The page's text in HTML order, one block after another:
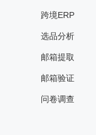
跨境ERP
选品分析
邮箱提取
邮箱验证
问卷调查